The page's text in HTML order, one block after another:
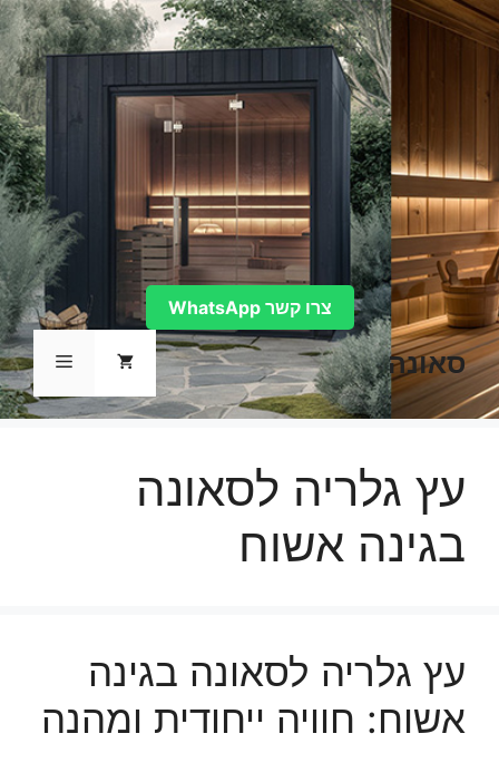
לדלג
לתוכן
סאונה תפריט
צרו קשר WhatsApp
עץ גלריה לסאונה
בגינה אשוח
עץ גלריה לסאונה בגינה
אשוח: חוויה ייחודית ומהנה